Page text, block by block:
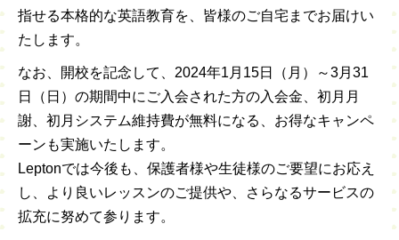
指せる本格的な英語教育を、皆様のご自宅までお届けい
たします。
なお、開校を記念して、2024年1月15日（月）～3月31
日（日）の期間中にご入会された方の入会金、初月月
謝、初月システム維持費が無料になる、お得なキャンペ
ーンも実施いたします。
Leptonでは今後も、保護者様や生徒様のご要望にお応え
し、より良いレッスンのご提供や、さらなるサービスの
拡充に努めて参ります。